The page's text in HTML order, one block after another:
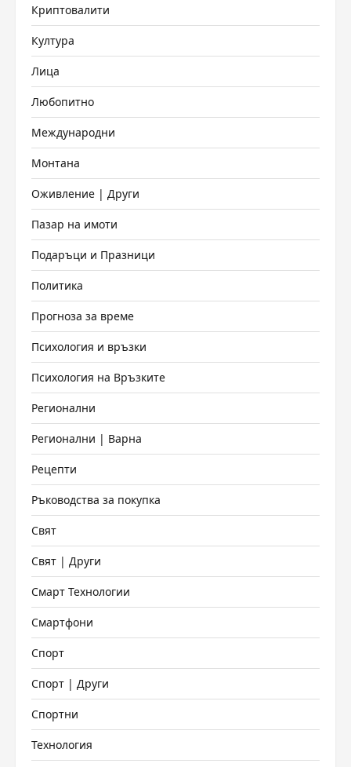
Криптовалити
Култура
Лица
Любопитно
Международни
Монтана
Оживление | Други
Пазар на имоти
Подаръци и Празници
Политика
Прогноза за време
Психология и връзки
Психология на Връзките
Регионални
Регионални | Варна
Рецепти
Ръководства за покупка
Свят
Свят | Други
Смарт Технологии
Смартфони
Спорт
Спорт | Други
Спортни
Технология